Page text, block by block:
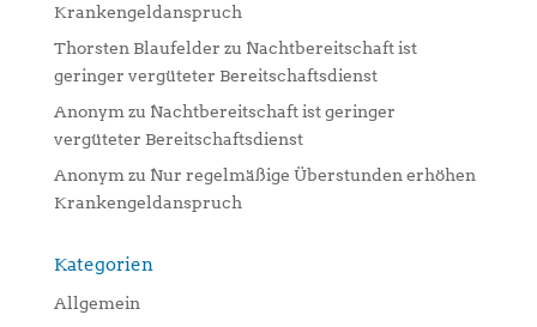
Krankengeldanspruch
Thorsten Blaufelder zu Nachtbereitschaft ist
geringer vergüteter Bereitschaftsdienst
Anonym zu Nachtbereitschaft ist geringer
vergüteter Bereitschaftsdienst
Anonym zu Nur regelmäßige Überstunden erhöhen
Krankengeldanspruch
Kategorien
Allgemein